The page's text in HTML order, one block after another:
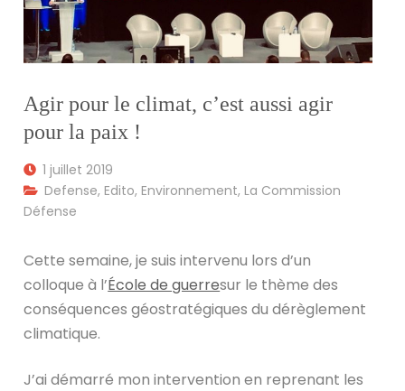
Agir pour le climat, c’est aussi agir
pour la paix !
1 juillet 2019
Defense,Edito,Environnement,La Commission
Défense
Cette semaine, je suis intervenu lors d’un
colloque à l’École de guerresur le thème des
conséquences géostratégiques du dérèglement
climatique.
J’ai démarré mon intervention en reprenant les